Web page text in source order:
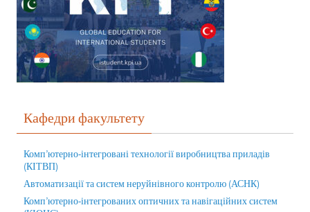
Кафедри факультету
Комп’ютерно-інтегровані технології виробництва приладів
(КІТВП)
Автоматизації та систем неруйнівного контролю (АСНК)
Комп’ютерно-інтегрованих оптичних та навігаційних систем